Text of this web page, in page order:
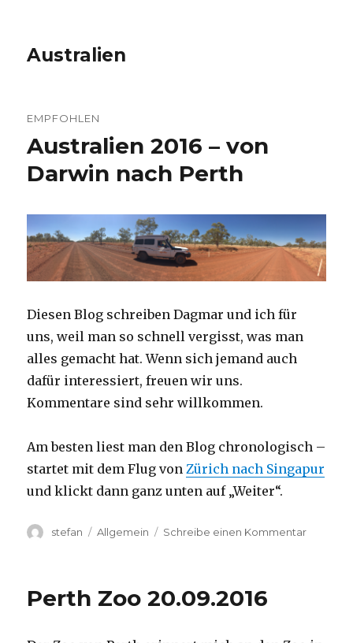
Australien
EMPFOHLEN
Australien 2016 – von
Darwin nach Perth
Diesen Blog schreiben Dagmar und ich für
uns, weil man so schnell vergisst, was man
alles gemacht hat. Wenn sich jemand auch
dafür interessiert, freuen wir uns.
Kommentare sind sehr willkommen.
Am besten liest man den Blog chronologisch –
startet mit dem Flug vonZürich nach Singapur
und klickt dann ganz unten auf „Weiter“.
Autor
stefan Kategorien
Allgemein Schreibe einen Kommentarzu
Perth Zoo 20.09.2016